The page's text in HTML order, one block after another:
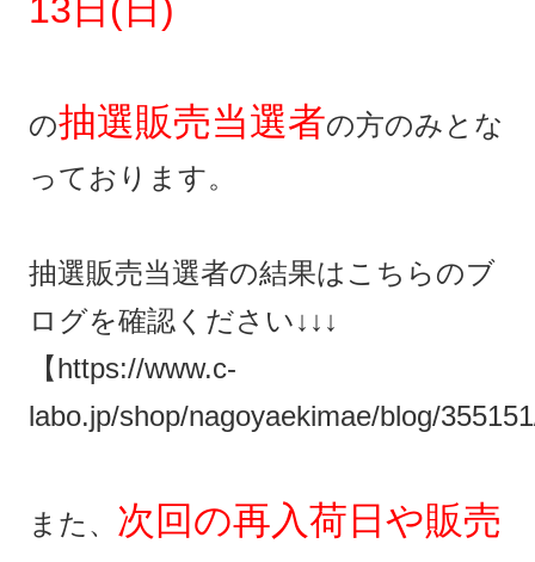
13日(日)
の抽選販売当選者の方のみとな
っております。
抽選販売当選者の結果はこちらのブ
ログを確認ください↓↓↓
【https://www.c-
labo.jp/shop/nagoyaekimae/blog/
また、 次回の再入荷日や販売